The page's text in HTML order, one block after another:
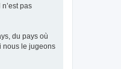
pas
du pays où
nous le jugeons